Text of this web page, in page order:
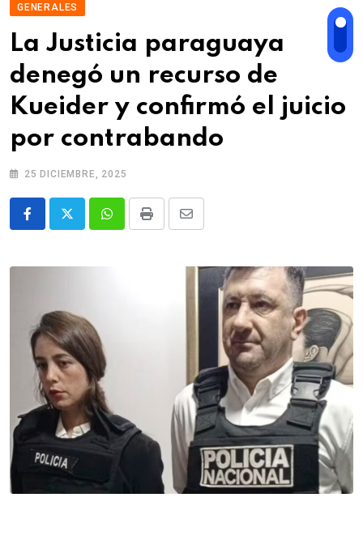
GENERALES
La Justicia paraguaya
denegó un recurso de
Kueider y confirmó el juicio
por contrabando
25 DICIEMBRE, 2025
WhatsappPrint
Share
Email